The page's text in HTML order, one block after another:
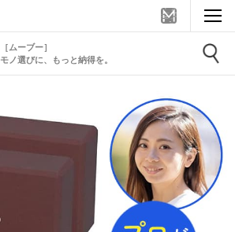
［ムーブー］
モノ選びに、もっと納得を。